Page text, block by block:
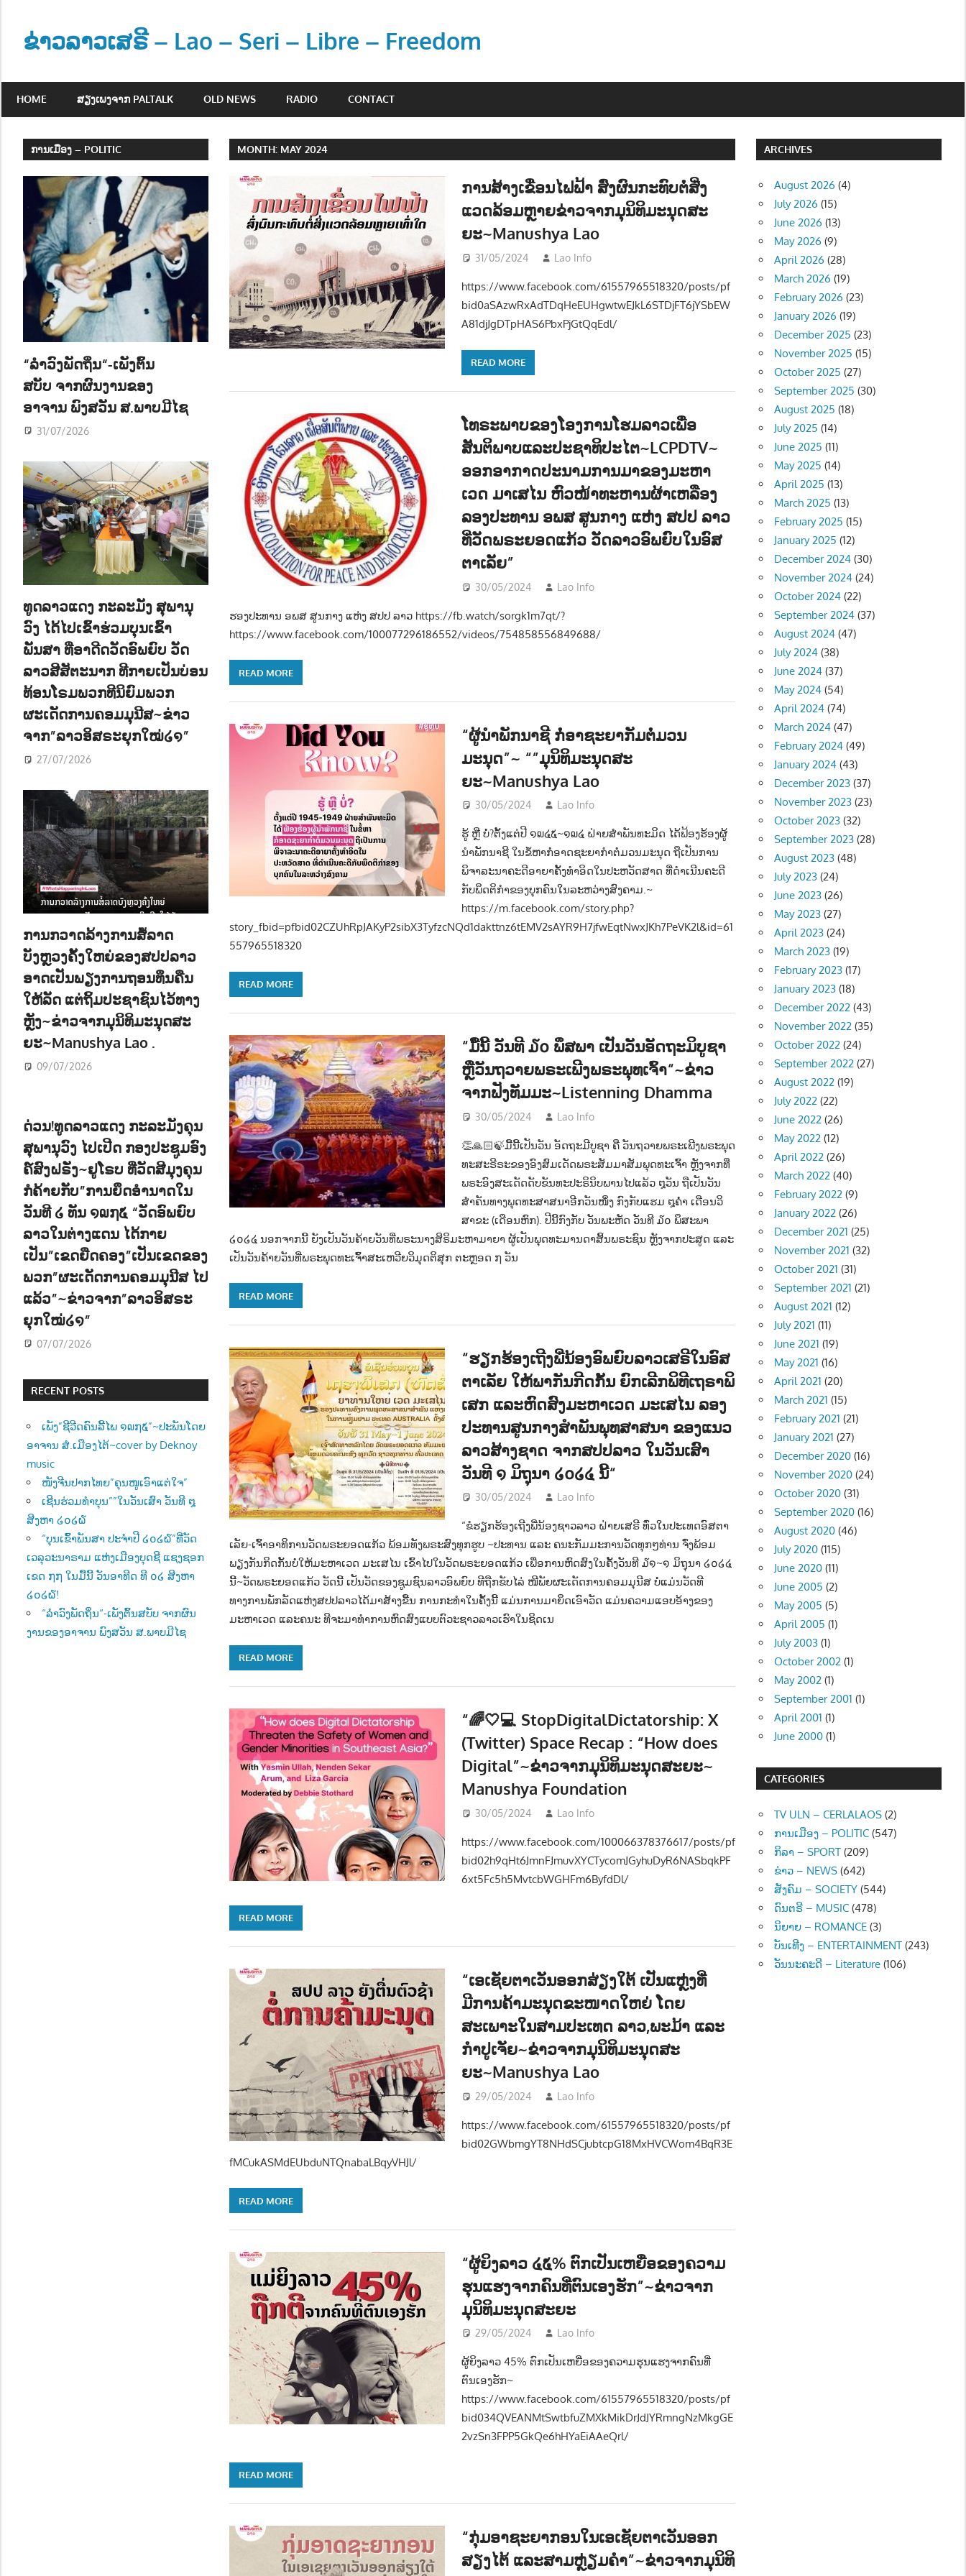
contentຂ່າວລາວເສຣີ – Lao – Seri – Libre – Freedom
ວ
ະ
ຂ່
າ
ວ
າ
HOME ສຽງເພງຈາກ PALTALK OLD NEWS RADIO CONTACT
MONTH: MAY 2024
ການສ້າງເຂື່ອນໄຟຟ້າ ສົ່ງຜົນກະທົບຕໍ່ສີ່ງ
ແວດລ້ອມຫຼາຍຂ່າວຈາກມຸນິທິມະນຸດສະ
ຍະ~Manushya Lao
31/05/2024 Lao Info ສັງຄົມ - SOCIETY
https://www.facebook.com/61557965518320/posts/pf
bid0aSAzwRxAdTDqHeEUHgwtwEJkL6STDjFT6jYSbEW
A81djJgDTpHAS6PbxPjGtQqEdl/
READ MORE
ໂທຣະພາບຂອງໂອງການໂຮມລາວເພື່ອ
ສັນຕິພາບແລະປະຊາທິປະໄຕ~LCPDTV~
ອອກອາກາດປະນາມການມາຂອງມະຫາ
ເວດ ມາເສໄນ ຫົວໜ້າທະຫານຜ້າເຫລືອງ
ລອງປະທານ ອພສ ສູນກາງ ແຫ່ງ ສປປ ລາວ
ທີ່ວັດພຣະຍອດແກ້ວ ວັດລາວອົພຍົບໃນອົສ
ຕາເລັຍ”
30/05/2024 Lao Info
ຮອງປະທານ ອພສ ສູນກາງ ແຫ່ງ ສປປ ລາວ https://fb.watch/sorgk1m7qt/?
https://www.facebook.com/100077296186552/videos/754858556849688/
READ MORE
“ຜູ້ນຳພັກນາຊີ ກໍ່ອາຊະຍາກັມຕໍ່ມວນ
ມະນຸດ”~ “”ມຸນິທິມະນຸດສະ
ຍະ~Manushya Lao
30/05/2024 Lao Info
ຮູ້ ຫຼື ບໍ່?ຕັ້ງແຕ່ປີ ໑໙໔໕~໑໙໔ ຝ່າຍສຳພັນທະມິດ ໄດ້ຟ້ອງຮ້ອງຜູ້
ນຳພັກນາຊີ ໃນຂໍ້ຫາກໍ່ອາດຊະຍາກຳຕໍ່ມວນມະນຸດ ຖືເປັນການ
ພິຈາລະນາຄະດີອາຍາຄັ້ງທຳອິດໃນປະຫວັດສາດ ທີ່ດຳເນີນຄະດີ
ກັບພຶດຕິກຳຂອງບຸກຄົນໃນລະຫວ່າງສົງຄາມ.~
https://m.facebook.com/story.php?
story_fbid=pfbid02CZUhRpJAKyP2sibX3TyfzcNQd1dakttnz6tEMV2sAYR9H7jfwEqtNwxJKh7PeVK2l&id=61
557965518320
READ MORE
“ມື້ນີ້ ວັນທີ ໓໐ ພຶສພາ ເປັນວັນອັດຖະມິບູຊາ
ຫຼືວັນຖວາຍພຣະເພີງພຣະພຸທເຈົ້າ“~ຂ່າວ
ຈາກຟັງທັມມະ~Listenning Dhamma
30/05/2024 Lao Info ວັນນະຄະດີ - Literature
👏🙏🏻🍃ມື້ນີ້ເປັນວັນ ອັດຖະມີບູຊາ ຄື ວັນຖວາຍພຣະເພີງພຣະພຸດ
ທະສະຣີຣະຂອງອົງສົມເດັດພຣະສັມມາສັມພຸດທະເຈົ້າ ຫຼັງຈາກທີ່
ພຣະອົງສະເດັດດັບຂັນທະປະຣິນິບພານໄປແລ້ວ ໘ວັນ ຖືເປັນວັນ
ສຳຄັນທາງພຸດທະສາສນາອີກວັນໜຶ່ງ ກົງກັບແຮມ ໘ຄ່ຳ ເດືອນວິ
ສາຂະ (ເດືອນຫົກ). ປີນີ້ກົງກັບ ວັນພະຫັດ ວັນທີ ໓໐ ພຶສະພາ
໒໐໒໔ ນອກຈາກນີ້ ຍັງເປັນວັນຄ້າຍວັນທີ່ພຣະນາງສິຣິມະຫາມາຍາ ຜູ້ເປັນພຸດທະມານດາສິ້ນພຣະຊົນ ຫຼັງຈາກປະສູດ ແລະ
ເປັນວັນຄ້າຍວັນທີ່ພຣະພຸດທະເຈົ້າສະເຫວີຍວິມຸດຕິສຸກ ຕະຫຼອດ ໗ ວັນ
READ MORE
“ຮຽກຮ້ອງເຖີງພີ່ນ້ອງອົພຍົບລາວເສຣີໃນອົສ
ຕາເລັຍ ໃຫ້ພາກັນກີດກັ້ນ ຍົກເລີກພິທີເຖຣາພິ
ເສກ ແລະຫົດສົງມະຫາເວດ ມະເສໄນ ລອງ
ປະທານສູນກາງສຳພັນພຸທສາສນາ ຂອງແນວ
ລາວສ້າງຊາດ ຈາກສປປລາວ ໃນວັນເສົາ
ວັນທີ ໑ ມິຖຸນາ ໒໐໒໔ ນີ້“
30/05/2024 Lao Info ສັງຄົມ - SOCIETY
“ຂໍຮຽກຮ້ອງເຖີງພີ່ນ້ອງຊາວລາວ ຝ່າຍເສຣີ ທົ່ວໃນປະເທດອົສຕາ
ເລັຍ-ເຈົ້າອາທິການວັດພຣະຍອດແກ້ວ ພ້ອມທັງພຣະສົງທຸກຮູບ ~ປະທານ ແລະ ຄນະກັມມະການວັດທຸກໆທ່ານ ຈົ່ງພ້ອມ
ພຽງກັນກິດກັ້ນບໍ່ໃຫ້ມະຫາເວດ ມະເສໄນ ເຂົ້າໄປໃນວັດພຣະຍອດແກ້ວ ເພື່ອການຫົດສົງໃນຄັ້ງວັນທີ ໓໑~໑ ມິຖຸນາ ໒໐໒໔
ນີ້~ວັດພຣະຍອດແກ້ວ ວັດນີ້ ເປັນວັດຂອງຊູມຊົນລາວອົພຍົບ ທີຖືກຂັບໄລ່ ໜີພັຍຜະເດັດການຄອມມຸນີສ ບໍ່ແມ່ນວັດທີ
ທາງການພັກລັດແຫ່ງສປປລາວໄດ້ມາສ້າງຂື້ນ ການກະທຳໃນຄັ້ງນີ້ ແມ່ນການມາຍຶດເອົາວັດ ແມ່ນຄວາມແອບອ້າງຂອງ
ມະຫາເວດ ແລະຄນະ ທີຈະມາທຳການຫົດສົງແບບຕົວະຊາວລາວເຮົາໃນຊິດເນ
READ MORE
“🌈🤍💻 StopDigitalDictatorship: X
(Twitter) Space Recap : “How does
Digital”~ຂ່າວຈາກມຸນິທິມະນຸດສະຍະ~
Manushya Foundation
30/05/2024 Lao Info
https://www.facebook.com/100066378376617/posts/pf
bid02h9qHt6JmnFJmuvXYCTycomJGyhuDyR6NASbqkPF
6xt5Fc5h5MvtcbWGHFm6ByfdDl/
READ MORE
“ເອເຊັຍຕາເວັນອອກສ່ຽງໃຕ້ ເປັນແຫຼ່ງທີ່
ມີການຄ້າມະນຸດຂະໜາດໃຫຍ່ ໂດຍ
ສະເພາະໃນສາມປະເທດ ລາວ,ພະມ້າ ແລະ
ກຳປູເຈັຍ~ຂ່າວຈາກມຸນິທິມະນຸດສະ
ຍະ~Manushya Lao
29/05/2024 Lao Info
https://www.facebook.com/61557965518320/posts/pf
bid02GWbmgYT8NHdSCjubtcpG18MxHVCWom4BqR3E
fMCukASMdEUbduNTQnabaLBqyVHJl/
READ MORE
“ຜູ້ຍິງລາວ ໔໕% ຕົກເປັນເຫຍື່ອຂອງຄວາມ
ຮຸນແຮງຈາກຄົນທີ່ຕົນເອງຮັກ”~ຂ່າວຈາກ
ມຸນິທິມະນຸດສະຍະ
29/05/2024 Lao Info
ຜູ້ຍິງລາວ 45% ຕົກເປັນເຫຍື່ອຂອງຄວາມຮຸນແຮງຈາກຄົນທີ່
ຕົນເອງຮັກ~
https://www.facebook.com/61557965518320/posts/pf
bid034QVEANMtSwtbfuZMXkMikDrJdJYRmngNzMkgGE
2vzSn3FPP5GkQe6hHYaEiAAeQrl/
READ MORE
“ກຸ່ມອາຊະຍາກອນໃນເອເຊັຍຕາເວັນອອກ
ສຽງໄຕ້ ແລະສາມຫຼ່ຽມຄຳ”~ຂ່າວຈາກມຸນິທິ
ການເມືອງ – POLITIC
“ລຳວົງພັດຖິ່ນ“-ເພັງຕົ້ນ
ສບັບ ຈາກຜົນງານຂອງ
ອາຈານ ພົງສວັນ ສ.ພາບມີໄຊ
31/07/2026
ທູດລາວແດງ ກະລະມັງ ສຸພານຸ
ວົງ ໄດ້ໄປເຂົ້າຮ່ວມບຸນເຂົ້າ
ພັນສາ ທີ່ອາດີດວັດອົພຍົບ ວັດ
ລາວສີສັຕະນາກ ທີກາຍເປັນບ່ອນ
ທ້ອນໂຣມພວກທີນິຍົມພວກ
ຜະເດັດການຄອມມຸນີສ~ຂ່າວ
ຈາກ”ລາວອິສຣະຍຸກໃໝ່໒໑”
27/07/2026
ການກວາດລ້າງການສໍ້ລາດ
ບັງຫຼວງຄັ້ງໃຫຍ່ຂອງສປປລາວ
ອາດເປັນພຽງການຖອນທຶນຄືນ
ໃຫ້ລັດ ແຕ່ຖິ້ມປະຊາຊົນໄວ້ທາງ
ຫຼັງ~ຂ່າວຈາກມຸນິທິມະນຸດສະ
ຍະ~Manushya Lao .
09/07/2026
ດ່ວນ!ທູດລາວແດງ ກະລະມັງຄຸນ
ສຸພານຸວົງ ໄປເປີດ ກອງປະຊູມອົງ
ຄ໌ສົງຝຣັ່ງ~ຢູໂຣບ ທີ່ວັດສີມຸງຄຸນ
ກໍຄ້າຍກັບ”ການຍຶດອຳນາດໃນ
ວັນທີ ໒ ທັນ ໑໙໗໕ “ວັດອົພຍົບ
ລາວໃນຕ່າງແດນ ໄດ້ກາຍ
ເປັນ”ເຂດຍືດຄອງ”ເປັນເຂດຂອງ
ພວກ”ຜະເດັດການຄອມມຸນີສ ໄປ
ແລ້ວ”~ຂ່າວຈາກ”ລາວອິສຣະ
ຍຸກໃໝ່໒໑”
07/07/2026
RECENT POSTS
ເພັງ”ຊີວີດຄົນລີ້ໄພ ໑໙໗໕”~ປະພັນໂດຍ
ອາຈານ ສໍ.ເມືອງໄຕ້~cover by Deknoy
music
ໜັງຈີນປາກໄທຍ”ຄຸນໜູເອົາແຕ່ໃຈ”
ເຊີນຮ່ວມທຳບຸນ””ໃນວັນເສົາ ວັນທີ ໘
ສີງຫາ ໒໐໒໖
“ບຸນເຂົ້າພັນສາ ປະຈຳປີ ໒໐໒໖”ທີ່ວັດ
ເວລຸວະນາຣາມ ແຫ່ງເມືອງບຸດຊີ ແຊງຊອກ
ເຂດ ໗໗ ໃນມື້ນີ້ ວັນອາທີດ ທີ ໐໒ ສີງຫາ
໒໐໒໖!
“ລຳວົງພັດຖິ່ນ“-ເພັງຕົ້ນສບັບ ຈາກຜົນ
ງານຂອງອາຈານ ພົງສວັນ ສ.ພາບມີໄຊ
ARCHIVES
August 2026 (4)
July 2026 (15)
June 2026 (13)
May 2026 (9)
April 2026 (28)
March 2026 (19)
February 2026 (23)
January 2026 (19)
December 2025 (23)
November 2025 (15)
October 2025 (27)
September 2025 (30)
August 2025 (18)
July 2025 (14)
June 2025 (11)
May 2025 (14)
April 2025 (13)
March 2025 (13)
February 2025 (15)
January 2025 (12)
December 2024 (30)
November 2024 (24)
October 2024 (22)
September 2024 (37)
August 2024 (47)
July 2024 (38)
June 2024 (37)
May 2024 (54)
April 2024 (74)
March 2024 (47)
February 2024 (49)
January 2024 (43)
December 2023 (37)
November 2023 (23)
October 2023 (32)
September 2023 (28)
August 2023 (48)
July 2023 (24)
June 2023 (26)
May 2023 (27)
April 2023 (24)
March 2023 (19)
February 2023 (17)
January 2023 (18)
December 2022 (43)
November 2022 (35)
October 2022 (24)
September 2022 (27)
August 2022 (19)
July 2022 (22)
June 2022 (26)
May 2022 (12)
April 2022 (26)
March 2022 (40)
February 2022 (9)
January 2022 (26)
December 2021 (25)
November 2021 (32)
October 2021 (31)
September 2021 (21)
August 2021 (12)
July 2021 (11)
June 2021 (19)
May 2021 (16)
April 2021 (20)
March 2021 (15)
February 2021 (21)
January 2021 (27)
December 2020 (16)
November 2020 (24)
October 2020 (31)
September 2020 (16)
August 2020 (46)
July 2020 (115)
June 2020 (11)
June 2005 (2)
May 2005 (5)
April 2005 (1)
July 2003 (1)
October 2002 (1)
May 2002 (1)
September 2001 (1)
April 2001 (1)
June 2000 (1)
CATEGORIES
TV ULN – CERLALAOS (2)
ການເມືອງ – POLITIC (547)
ກິລາ – SPORT (209)
ຂ່າວ – NEWS (642)
ສັງຄົມ – SOCIETY (544)
ດົນຕຣີ – MUSIC (478)
ນິຍາຍ – ROMANCE (3)
ບັນເທີງ – ENTERTAINMENT (243)
ວັນນະຄະດີ – Literature (106)